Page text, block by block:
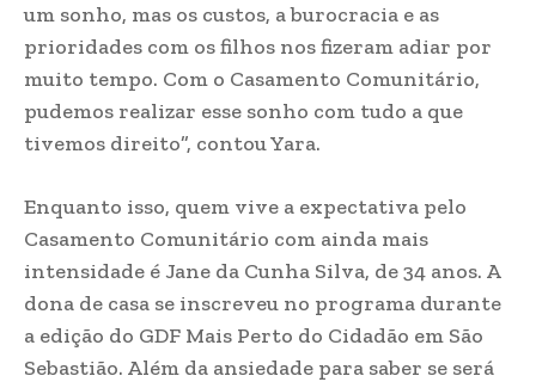
um sonho, mas os custos, a burocracia e as
prioridades com os filhos nos fizeram adiar por
muito tempo. Com o Casamento Comunitário,
pudemos realizar esse sonho com tudo a que
tivemos direito”, contou Yara.
Enquanto isso, quem vive a expectativa pelo
Casamento Comunitário com ainda mais
intensidade é Jane da Cunha Silva, de 34 anos. A
dona de casa se inscreveu no programa durante
a edição do GDF Mais Perto do Cidadão em São
Sebastião. Além da ansiedade para saber se será